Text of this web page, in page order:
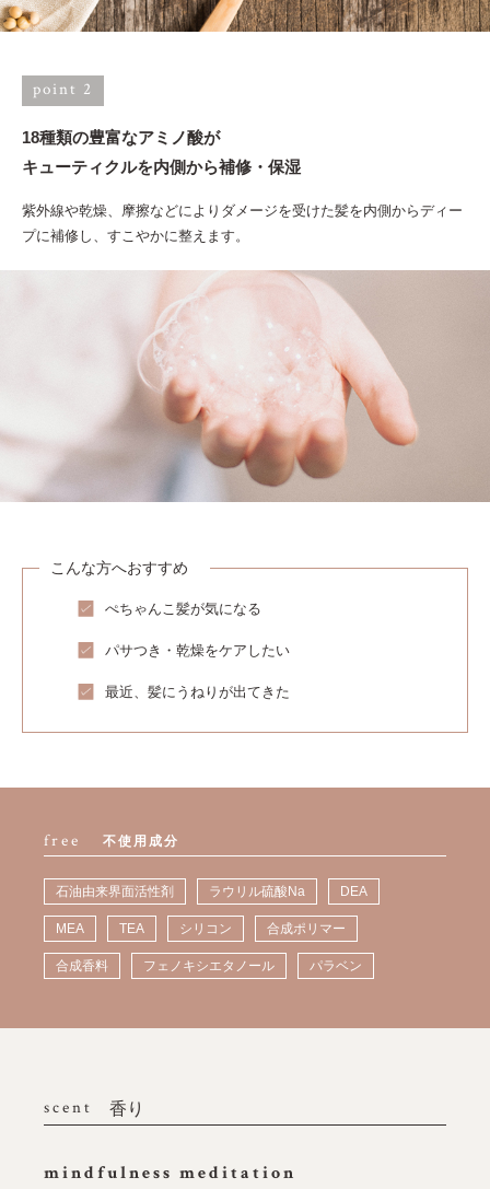
point 2
18種類の豊富なアミノ酸が
キューティクルを内側から補修・保湿
紫外線や乾燥、摩擦などによりダメージを受けた髪を内側からディー
プに補修し、すこやかに整えます。
こんな方へおすすめ
ぺちゃんこ髪が気になる
パサつき・乾燥をケアしたい
最近、髪にうねりが出てきた
free 不使用成分
石油由来界面活性剤 ラウリル硫酸Na DEA
MEA TEA シリコン 合成ポリマー
合成香料 フェノキシエタノール パラベン
scent 香り
mindfulness meditation